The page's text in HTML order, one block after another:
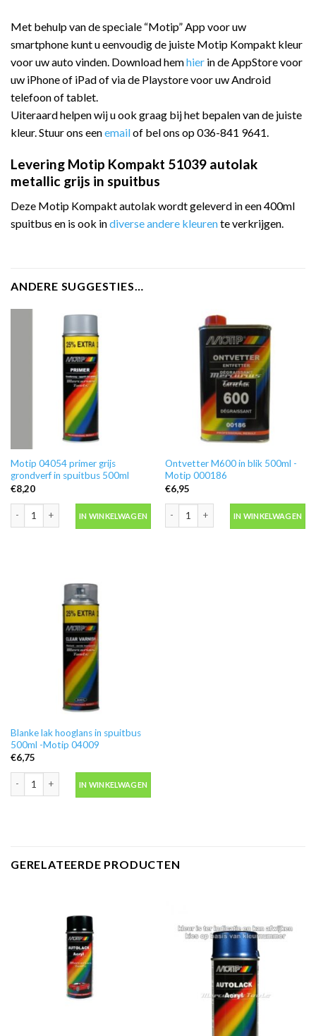
Met behulp van de speciale “Motip” App voor uw
smartphone kunt u eenvoudig de juiste Motip Kompakt kleur
voor uw auto vinden. Download hemhier in de AppStore voor
uw iPhone of iPad of via de Playstore voor uw Android
telefoon of tablet.
Uiteraard helpen wij u ook graag bij het bepalen van de juiste
kleur. Stuur ons eenemailof bel ons op 036-841 9641.
Levering Motip Kompakt 51039 autolak
metallic grijs in spuitbus
Deze Motip Kompakt autolak wordt geleverd in een 400ml
spuitbus en is ook indiverse andere kleurente verkrijgen.
ANDERE SUGGESTIES…
Motip 04054 primer grijs
grondverf in spuitbus 500ml
€8,20
IN WINKELWAGEN
Ontvetter M600 in blik 500ml -
Motip 000186
€6,95
IN WINKELWAGEN
Blanke lak hooglans in spuitbus
500ml -Motip 04009
€6,75
IN WINKELWAGEN
GERELATEERDE PRODUCTEN